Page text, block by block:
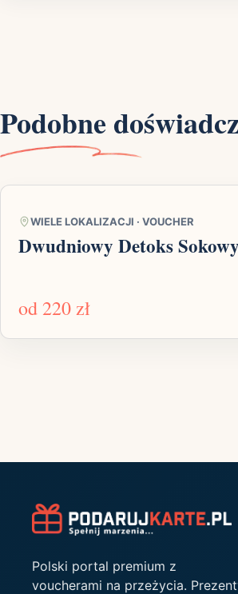
Podobne
WIELE LOKALIZACJI · VOUCHER
Dwudniowy Detoks
od 220 zł
Polski portal premium z
voucherami na przeżycia.